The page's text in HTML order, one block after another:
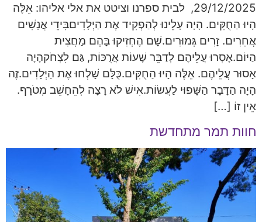
29/12/2025, לבית ספרנו וציטט את אלי אליהו: אֵלֶּה
הָיוּ הַחֻקִּים. הָיָה עָלֵינוּ לְהַפְקִיד אֶת הַיְּלָדִיםבִּידֵי אֲנָשִׁים
אֲחֵרִים. זָרִים גְּמוּרִים.שָׁם הֶחְזִיקוּ בָּהֶם מַחֲצִית
הַיּוֹם.אָסְרוּ עֲלֵיהֶם לְדַבֵּר שָׁעוֹת אֲרֻכּוֹת, גַּם לִצְחֹקהָיָה
אָסוּר עֲלֵיהֶם. אֵלֶּה הָיוּ הַחֻקִּים.כֻּלָּם שָׁלְחוּ אֶת הַיְּלָדִים.זֶה
הָיָה הַדָּבָר הַשָּׁפוּי לַעֲשׂוֹת.אִישׁ לֹא רָצָה לְהֵחָשֵׁב מְטֹרָף.
אֵין זוֹ […]
חוות תמר מתחדשת